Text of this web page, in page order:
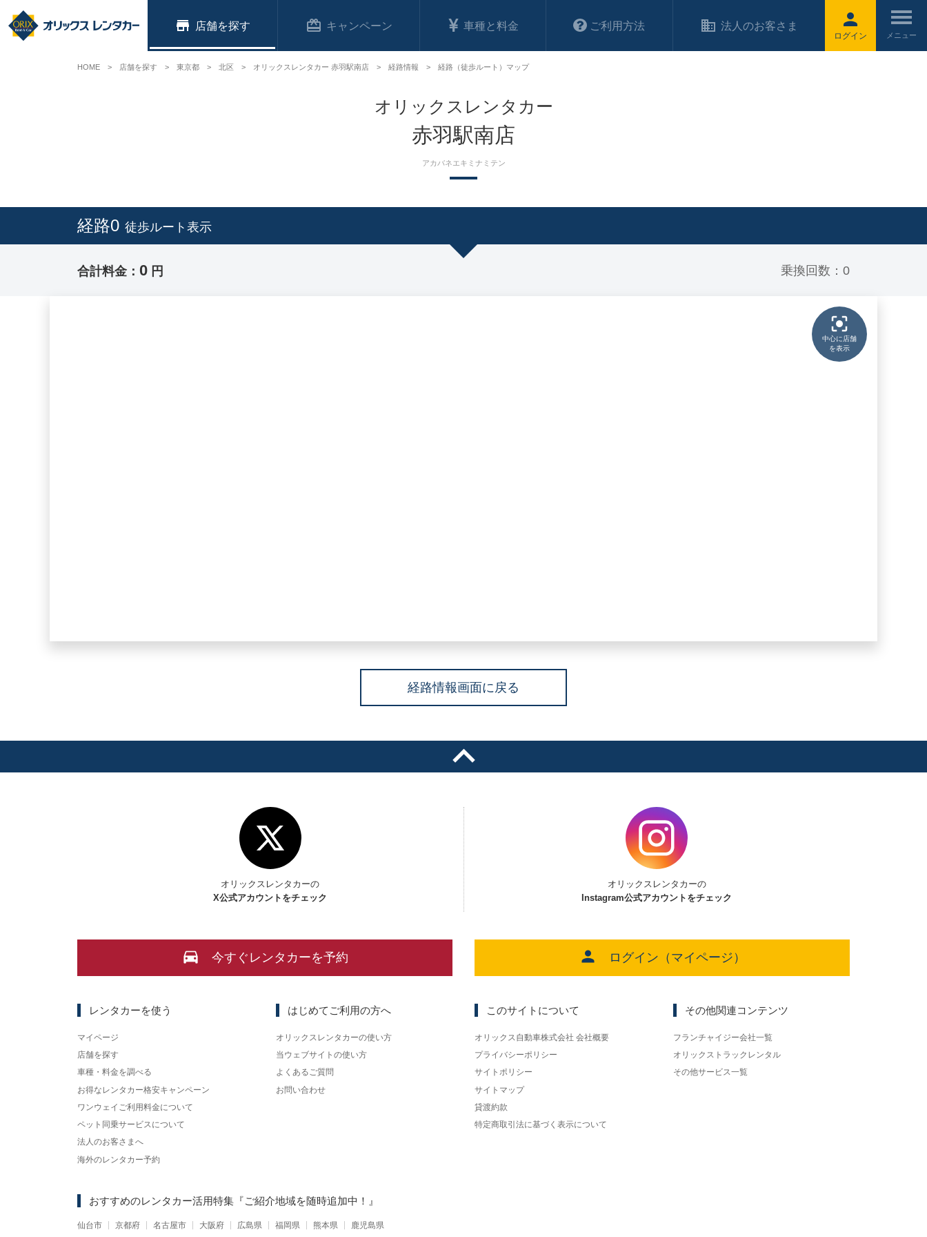
ログイン
店舗 キャンペーン 車種と料金 ご利用方法 法人のお客さま
オリックスレンタカー
赤羽駅南店
アカバネエキミナミテン
経路0 徒歩ルート表示
合計料金： 0 円 乗換回数：0
中心に店舗
を表示
経路情報画面に戻る
HOME 店舗を探す 東京都 北区 オリックスレンタカー 赤羽駅南店 経路情報 経路（徒歩ルート）マップ
オリックスレンタカーの
X公式アカウントをチェック
オリックスレンタカーの
Instagram公式アカウントをチェック
今すぐレンタカーを予約 ログイン（マイページ）
レンタカーを使う
マイページ
店舗を探す
車種・料金を調べる
お得なレンタカー格安キャンペーン
ワンウェイご利用料金について
ペット同乗サービスについて
法人のお客さまへ
海外のレンタカー予約
はじめてご利用の方へ
オリックスレンタカーの使い方
当ウェブサイトの使い方
よくあるご質問
お問い合わせ
このサイトについて
オリックス自動車株式会社 会社概要
プライバシーポリシー
サイトポリシー
サイトマップ
貸渡約款
特定商取引法に基づく表示について
その他関連コンテンツ
フランチャイジー会社一覧
オリックストラックレンタル
その他サービス一覧
おすすめのレンタカー活用特集 『ご紹介地域を随時追加中！』
仙台市 京都府 名古屋市 大阪府 広島県 福岡県 熊本県 鹿児島県